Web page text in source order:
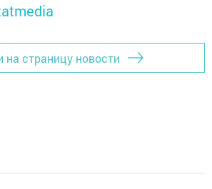
на страницу новости